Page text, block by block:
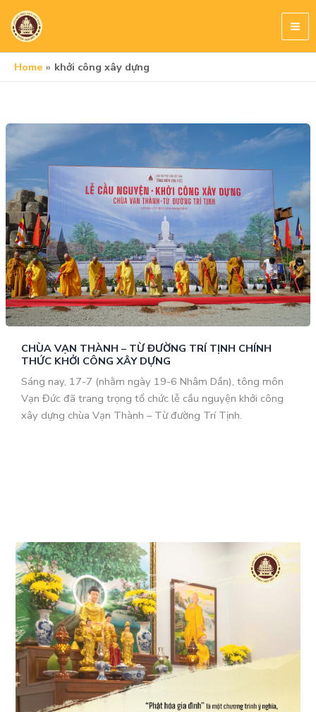
content
Home
khởi công xây dựng
CHÙA VẠN THÀNH – TỪ ĐƯỜNG TRÍ TỊNH CHÍNH
THỨC KHỞI CÔNG XÂY DỰNG
Sáng nay, 17-7 (nhằm ngày 19-6 Nhâm Dần), tông môn
Vạn Đức đã trang trọng tổ chức lễ cầu nguyện khởi công
xây dựng chùa Vạn Thành – Từ đường Trí Tịnh.